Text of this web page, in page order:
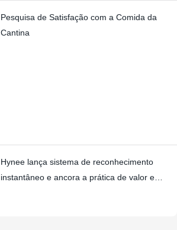
Pesquisa de Satisfação com a Comida da
Cantina
Hynee lança sistema de reconhecimento
instantâneo e ancora a prática de valor em